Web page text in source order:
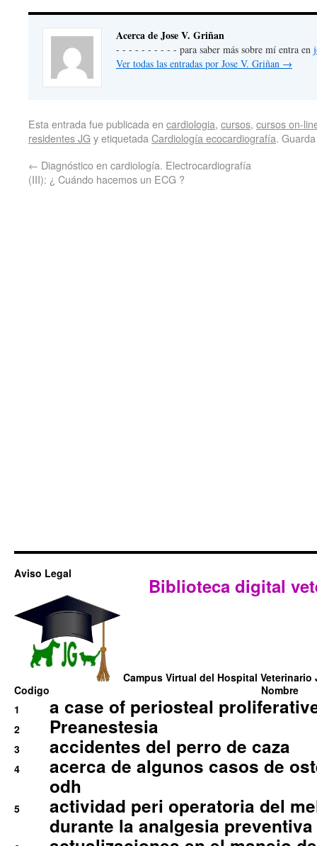
Acerca de Jose V. Griñan
- - - - - - - - - - para saber más sobre mí entra en
Ver todas las entradas por Jose V. Griñan →
Esta entrada fue publicada en cardiologia, cursos, cursos on-
residentes JG y etiquetadaCardiología ecocardiografía.
← Diagnóstico en cardiología. Electrocardiografía
(III): ¿ Cuándo hacemos un ECG ?
Aviso Legal
Biblioteca digital
Campus Virtual del Hospital Veterinario
Codigo
Nombre
1
a case of periosteal
2 Preanestesia
3 accidentes del perro de caza
4
acerca de algunos casos de
odh
5
actividad peri operatoria del
durante la analgesia